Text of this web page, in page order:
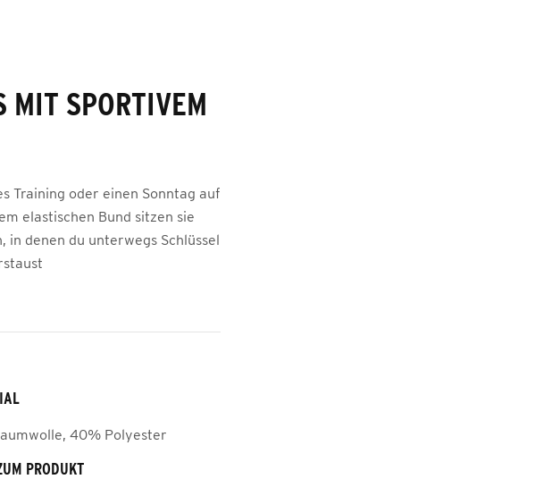
MIT SPORTIVEM
Training oder einen Sonntag auf
elastischen Bund sitzen sie
denen du unterwegs Schlüssel
40% Polyester
PRODUKT